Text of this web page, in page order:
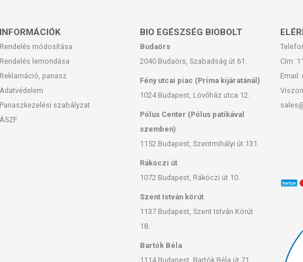
lisztkeverék
fokozaton 2-3 perc) a hozzávalókat és lefedve meleg helyen
egyforma részre és enyhén lisztezett felületen sodorjunk
210 fokos sütőben süssük 40 percig alsó-felső
szintén alsó, felső sütéssel. Várjuk meg amíg teljesen kihűl,
INFORMÁCIÓK
Rendelés módosítása
Rendelés lemondása
Reklamáció, panasz
Adatvédelem
Panaszkezelési szabályzat
ÁSZF
BIO EGÉSZSÉG BIOBOLT
Budaörs
2040 Budaörs, Szabadság út 61.
Fény utcai piac (Príma kijáratánál)
1024 Budapest, Lövőház utca 12.
Pólus Center (Pólus patikával
szemben)
1152 Budapest, Szentmihályi út 131.
Rákóczi út
1072 Budapest, Rákóczi út 10.
Szent István körút
1137 Budapest, Szent István Körút
18.
Bartók Béla
1114 Budapest, Bartók Béla út 71.
Cím:
Email: